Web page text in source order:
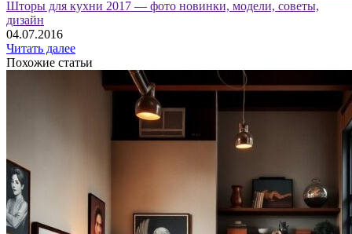
Шторы для кухни 2017 — фото новинки, модели, советы,
дизайн
04.07.2016
Читать далее
Похожие статьи